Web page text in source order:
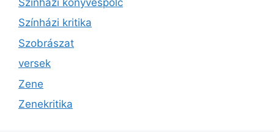
Színházi kritika
Szobrászat
versek
Zene
Zenekritika